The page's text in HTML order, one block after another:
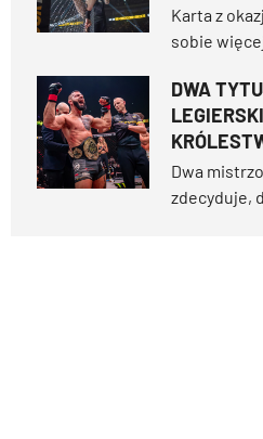
Karta z
sobie
która
najwyżej
organizacji
DWA
Dwa
zdecyduje,